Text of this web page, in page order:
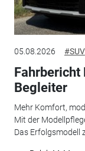
05.08.2026 #SUV
Fahrbericht
Begleiter
Mehr Komfort,
Mit der
Das Erfolgsmodell